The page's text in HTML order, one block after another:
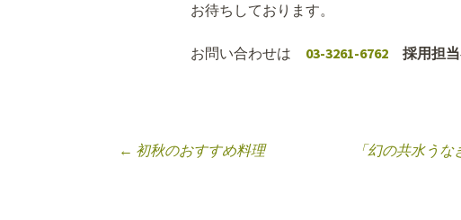
お待ちしております。
お問い合わせは 03-3261-6762 採用担
← 初秋のおすすめ料理 「幻の共水うな